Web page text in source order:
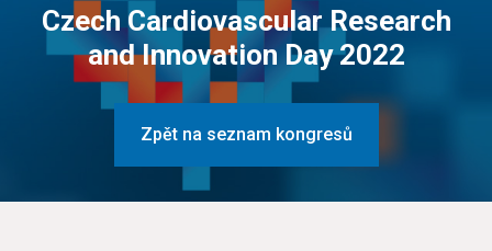
Czech Cardiovascular Research
and Innovation Day 2022
Zpět na seznam kongresů